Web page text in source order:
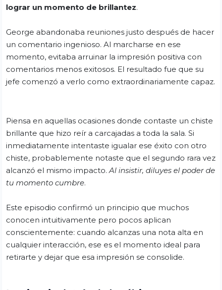
lograr un momento de brillantez.
George abandonaba reuniones justo después de hacer
un comentario ingenioso. Al marcharse en ese
momento, evitaba arruinar la impresión positiva con
comentarios menos exitosos. El resultado fue que su
jefe comenzó a verlo como extraordinariamente capaz.
Piensa en aquellas ocasiones donde contaste un chiste
brillante que hizo reír a carcajadas a toda la sala. Si
inmediatamente intentaste igualar ese éxito con otro
chiste, probablemente notaste que el segundo rara vez
alcanzó el mismo impacto. Al insistir, diluyes el poder de
tu momento cumbre.
Este episodio confirmó un principio que muchos
conocen intuitivamente pero pocos aplican
conscientemente: cuando alcanzas una nota alta en
cualquier interacción, ese es el momento ideal para
retirarte y dejar que esa impresión se consolide.